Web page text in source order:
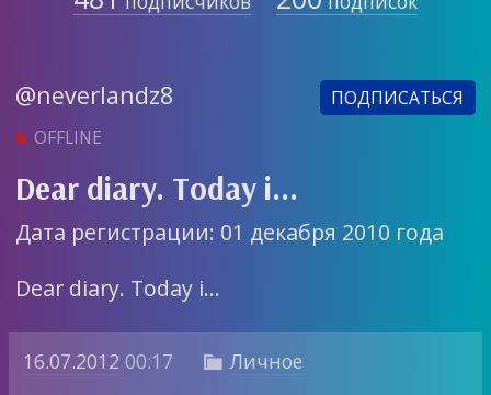
@neverlandz8
ПОДПИСАТЬСЯ
OFFLINE
Dear diary. Today i...
Дата регистрации: 01 декабря 2010 года
Dear diary. Today i…
16.07.2012 00:17  Личное